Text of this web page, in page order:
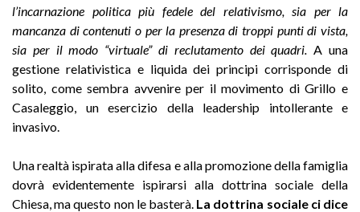
l’incarnazione politica più fedele del relativismo, sia per la
mancanza di contenuti o per la presenza di troppi punti di vista,
sia per il modo “virtuale” di reclutamento dei quadri.
A una
gestione relativistica e liquida dei principi corrisponde di
solito, come sembra avvenire per il movimento di Grillo e
Casaleggio, un esercizio della leadership intollerante e
invasivo.
Una realtà ispirata alla difesa e alla promozione della famiglia
dovrà evidentemente ispirarsi alla dottrina sociale della
Chiesa, ma questo non le basterà. La dottrina sociale ci dice